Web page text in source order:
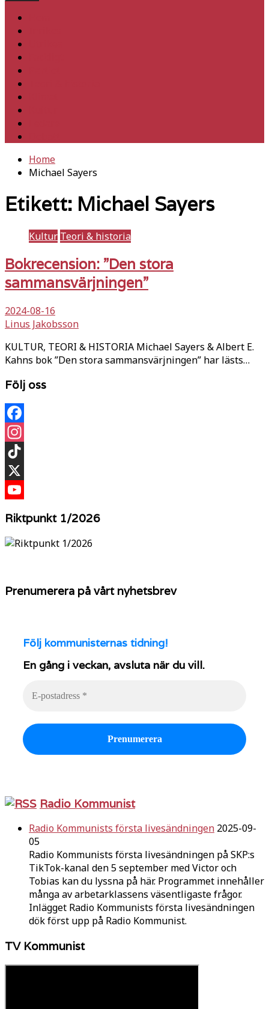
Home
Michael Sayers
Etikett: Michael Sayers
Kultur Teori & historia
Bokrecension: ”Den stora
sammansvärjningen”
2024-08-16
Linus Jakobsson
KULTUR, TEORI & HISTORIA Michael Sayers & Albert E.
Kahns bok ”Den stora sammansvärjningen” har lästs…
Följ oss
Facebook
Instagram
TikTok
X
Riktpunkt 1/2026
Prenumerera på vårt nyhetsbrev
Följ kommunisternas tidning!
En gång i veckan, avsluta när du vill.
Radio Kommunist
Radio Kommunists första livesändningen 2025-09-
05
Radio Kommunists första livesändningen på SKP:s
TikTok-kanal den 5 september med Victor och
Tobias kan du lyssna på här. Programmet innehåller
många av arbetarklassens väsentligaste frågor.
Inlägget Radio Kommunists första livesändningen
dök först upp på Radio Kommunist.
TV Kommunist